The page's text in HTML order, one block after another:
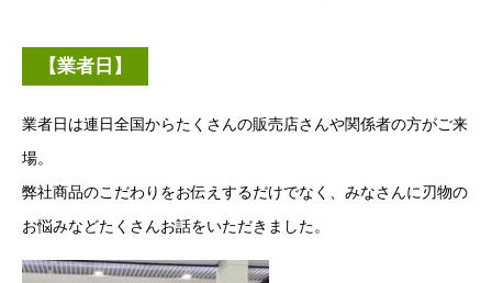
【業者日】
業者日は連日全国からたくさんの販売店さんや関係者の方がご来
場。
弊社商品のこだわりをお伝えするだけでなく、みなさんに刃物の
お悩みなどたくさんお話をいただきました。